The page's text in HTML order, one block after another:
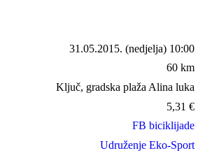
31.05.2015. (nedjelja) 10:00
60 km
Ključ, gradska plaža Alina luka
5,31 €
FB biciklijade
Udruženje Eko-Sport